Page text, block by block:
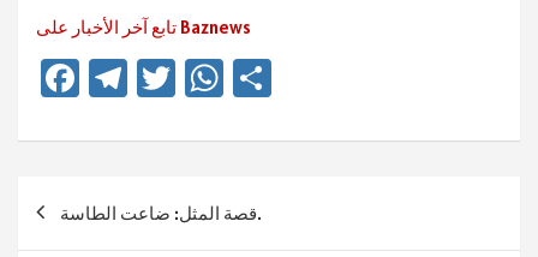
تابع آخر الأخبار على Baznews
Fa
b
o
ok
Te
gr
m
T
tt
er
W
at
p
n
قصة المثل: ضاعت الطاسة.